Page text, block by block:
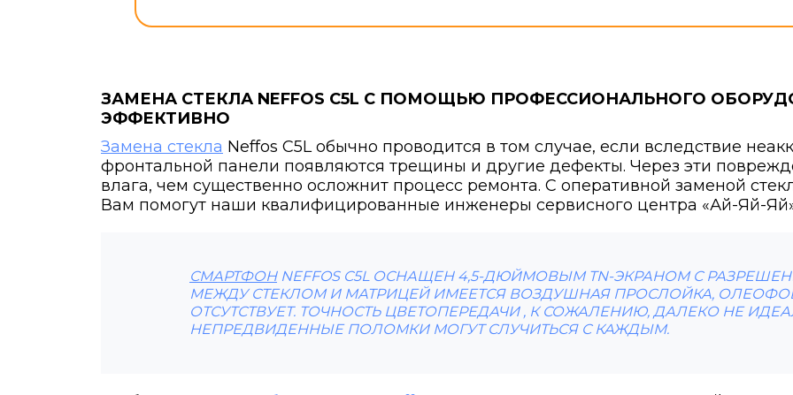
ЗАМЕНА СТЕКЛА NEFFOS C5L С ПОМОЩЬЮ ПРОФЕССИОНАЛЬНОГО
ЭФФЕКТИВНО
Замена стекла Neffos C5L обычно проводится в том случае, если вследствие
фронтальной панели появляются трещины и другие дефекты. Через эти
влага, чем существенно осложнит процесс ремонта. С оперативной заменой
Вам помогут наши квалифицированные инженеры сервисного центра «Ай-Яй-
СМАРТФОНNEFFOS C5L ОСНАЩЕН 4,5-ДЮЙМОВЫМ TN-ЭКРАНОМ С
МЕЖДУ СТЕКЛОМ И МАТРИЦЕЙ ИМЕЕТСЯ ВОЗДУШНАЯ ПРОСЛОЙКА,
ОТСУТСТВУЕТ. ТОЧНОСТЬ ЦВЕТОПЕРЕДАЧИ , К СОЖАЛЕНИЮ, ДАЛЕКО НЕ
НЕПРЕДВИДЕННЫЕ ПОЛОМКИ МОГУТ СЛУЧИТЬСЯ С КАЖДЫМ.